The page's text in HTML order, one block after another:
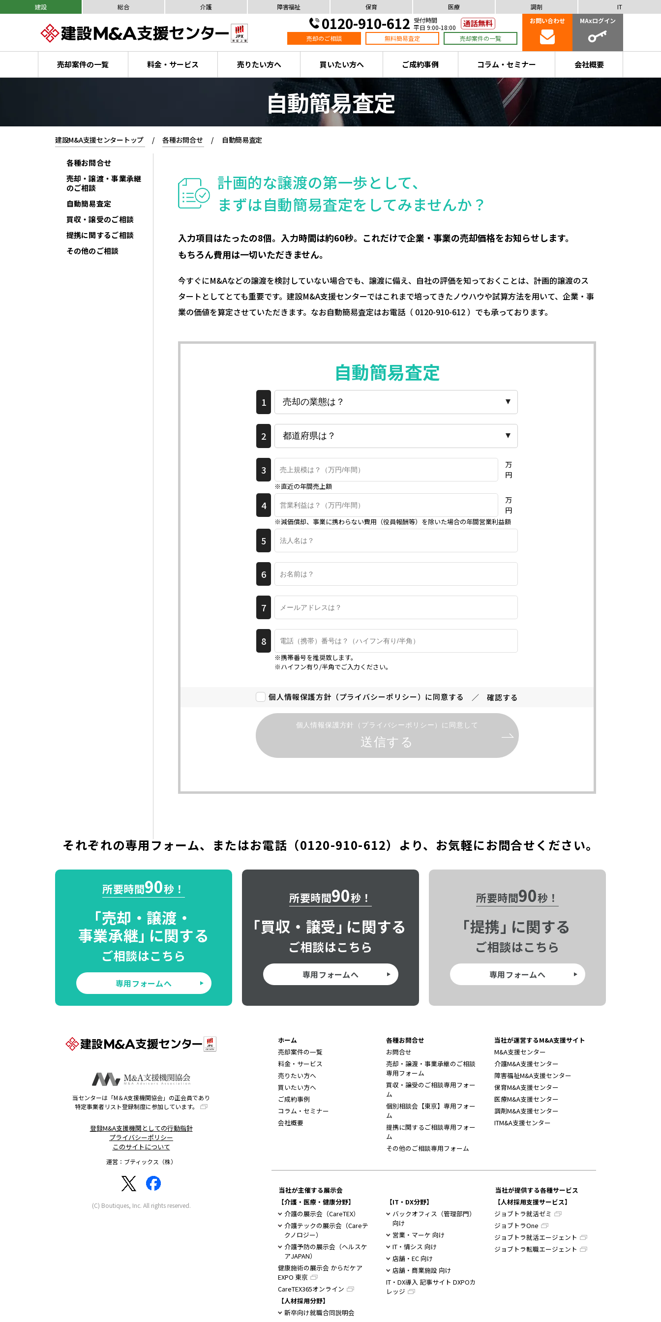
建設 総合 介護 障害福祉 保育 医療 調剤 IT
0120-910-612 受付時間
平日 9:00-18:00
売却のご相談
無料簡易査定 売却案件の一覧
お問い合わせ MAxログイン
売却案件の一覧 料金・サービス 売りたい方へ 買いたい方へ ご成約事例 コラム・セミナー 会社概要
自動簡易査定
建設M&A支援センタートップ 各種お問合せ 自動簡易査定
計画的な譲渡の第一歩として、
まずは自動簡易査定をしてみませんか？
入力項目はたったの8個。入力時間は約60秒。これだけで企業・事業の売却価格をお知らせします。
もちろん費用は一切いただきません。
今すぐにM&Aなどの譲渡を検討していない場合でも、譲渡に備え、自社の評価を知っておくことは、計画的譲渡のス
タートとしてとても重要です。建設M&A支援センターではこれまで培ってきたノウハウや試算方法を用いて、企業・事
業の価値を算定させていただきます。なお自動簡易査定はお電話（ 0120-910-612 ）でも承っております。
自動簡易査定
1
2
3
万
円
※直近の年間売上額
4
万
円
※減価償却、事業に携わらない費用（役員報酬等）を除いた場合の年間営業利益額
5
6
7
8
※携帯番号を推奨致します。
※ハイフン有り/半角でご入力ください。
個人情報保護方針（プライバシーポリシー）に同意する 確認する
個人情報保護方針（プライバシーポリシー）に同意して
送信する
各種お問合せ
売却・譲渡・事業承継
のご相談
自動簡易査定
買収・譲受のご相談
提携に関するご相談
その他のご相談
それぞれの専用フォーム、 またはお電話（0120-910-612）より、 お気軽にお問合せください。
所要時間90秒！
「売却・譲渡・
事業承継」に関する
ご相談はこちら
専用フォームへ
所要時間90秒！
「買収・譲受」に関する
ご相談はこちら
専用フォームへ
所要時間90秒！
「提携」に関する
ご相談はこちら
専用フォームへ
当センターは「M＆A支援機関協会」の正会員であり
特定事業者リスト登録制度に参加しています。
登録M&A支援機関としての行動指針
プライバシーポリシー
このサイトについて
運営：ブティックス（株）
(C) Boutiques, Inc. All rights reserved.
ホーム
売却案件の一覧
料金・サービス
売りたい方へ
買いたい方へ
ご成約事例
コラム・セミナー
会社概要
各種お問合せ
お問合せ
売却・譲渡・事業承継のご相談
専用フォーム
買収・譲受のご相談専用フォー
ム
個別相談会【東京】専用フォー
ム
提携に関するご相談専用フォー
ム
その他のご相談専用フォーム
当社が運営するM&A支援サイト
M&A支援センター
介護M&A支援センター
障害福祉M&A支援センター
保育M&A支援センター
医療M&A支援センター
調剤M&A支援センター
ITM&A支援センター
当社が主催する展示会
【介護・医療・健康分野】
介護の展示会（CareTEX）
介護テックの展示会（Careテ
クノロジー）
介護予防の展示会（ヘルスケ
アJAPAN）
健康施術の展示会 からだケア
EXPO 東京
CareTEX365オンライン
【人材採用分野】
新卒向け就職合同説明会
【IT・DX分野】
バックオフィス（管理部門）
向け
営業・マーケ 向け
IT・情シス 向け
店舗・EC 向け
店舗・商業施設 向け
IT・DX導入 記事サイト DXPOカ
レッジ
当社が提供する各種サービス
【人材採用支援サービス】
ジョブトラ就活ゼミ
ジョブトラOne
ジョブトラ就活エージェント
ジョブトラ転職エージェント